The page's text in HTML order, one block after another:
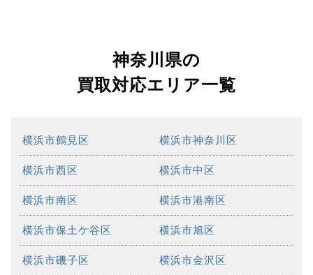
神奈川県の
買取対応エリア一覧
横浜市鶴見区 横浜市神奈川区
横浜市西区 横浜市中区
横浜市南区 横浜市港南区
横浜市保土ケ谷区 横浜市旭区
横浜市磯子区 横浜市金沢区